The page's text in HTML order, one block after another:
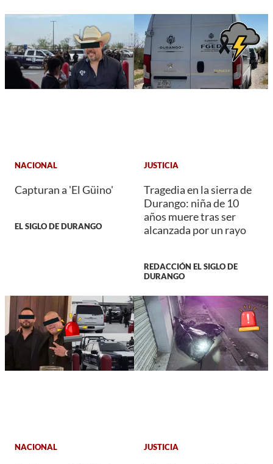
NACIONAL
Capturan a 'El Güino'
EL SIGLO DE DURANGO
JUSTICIA
Tragedia en la sierra de
Durango: niña de 10
años muere tras ser
alcanzada por un rayo
REDACCIÓN EL SIGLO DE
DURANGO
NACIONAL JUSTICIA